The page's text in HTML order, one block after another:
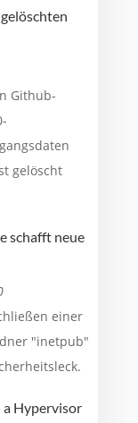
Github-
gelöscht
schafft neue
einer
"inetpub"
Hypervisor